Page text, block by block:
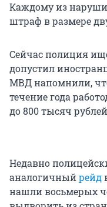
Каждому из
штраф в размере
Сейчас полиция
допустил
МВД напомнили,
течение года
до 800 тысяч
Недавно
аналогичныйрейд
нашли восьмерых